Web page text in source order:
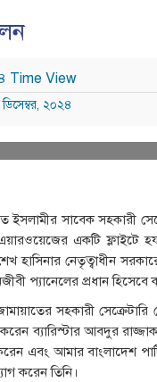
Time View
২০২৪
সাবেক সহকারী
একটি ফ্লাইটে
হাসিনার নেতৃত্বাধীন
প্যানেলের প্রধান
সহকারী
ব্যারিস্টার আবদুর
এবং আমার বাংলাদেশ
করেন তিনি।